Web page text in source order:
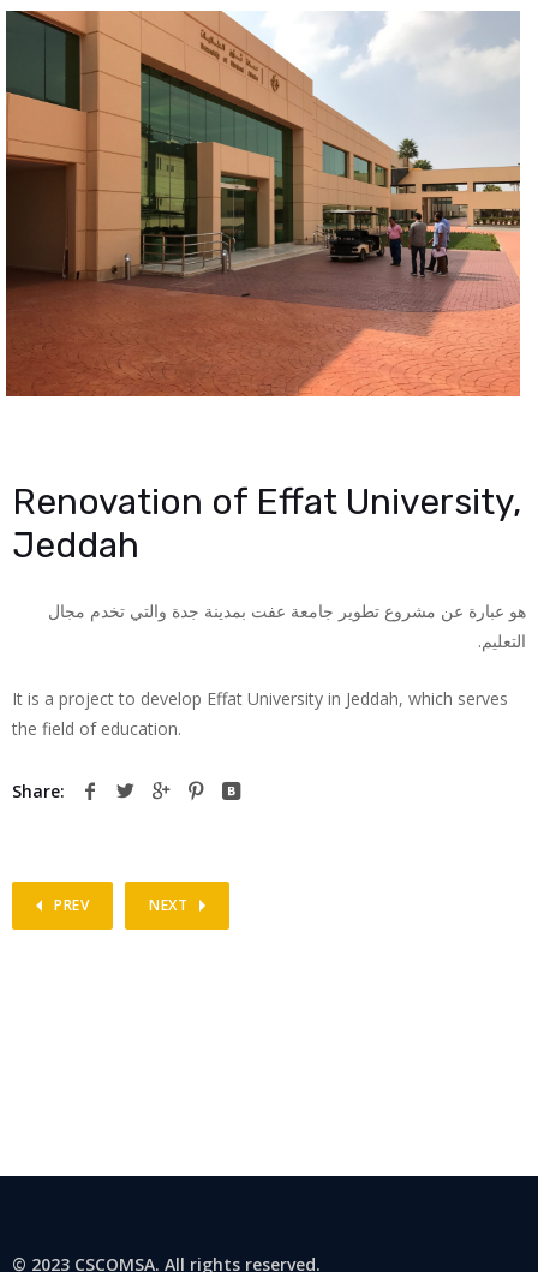
Renovation of Effat University,
Jeddah
هو عبارة عن مشروع تطوير جامعة عفت بمدينة جدة والتي تخدم مجال
التعليم.
It is a project to develop Effat University in Jeddah, which serves
the field of education.
Share:
PREV NEXT
© 2023 CSCOMSA. All rights reserved.